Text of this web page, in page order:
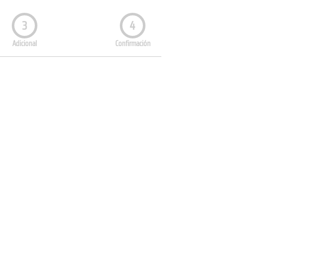
3
Adicional
4
Confirmación